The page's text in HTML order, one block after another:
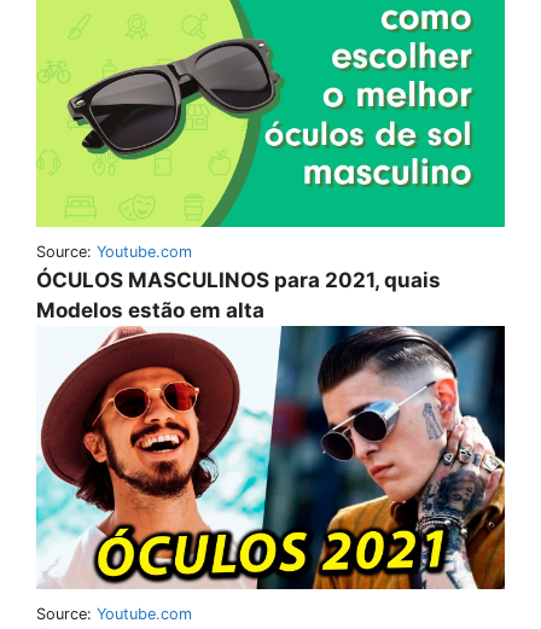
Source: Youtube.com
ÓCULOS MASCULINOS para 2021, quais
Modelos estão em alta
Source: Youtube.com